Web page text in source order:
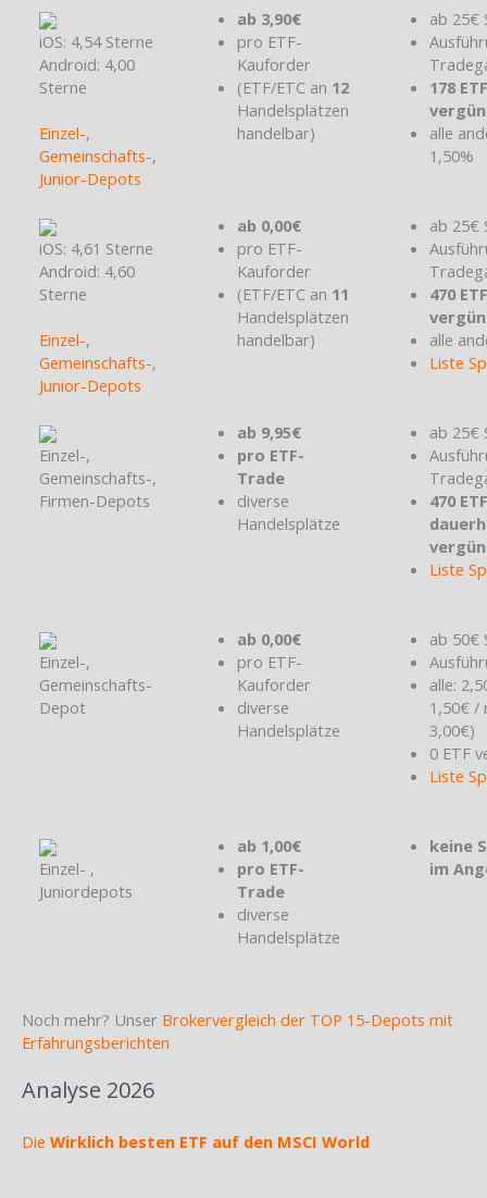
iOS: 4,54 Sterne
Android: 4,00
Sterne
Einzel-,
Gemeinschafts-,
Junior-Depots
ab 3,90€
pro ETF-
Kauforder
(ETF/ETC an 12
Handelsplätzen
handelbar)
ab 25€
178
alle
1,50%
iOS: 4,61 Sterne
Android: 4,60
Sterne
Einzel-,
Gemeinschafts-,
Junior-Depots
ab 0,00€
pro ETF-
Kauforder
(ETF/ETC an 11
Handelsplätzen
handelbar)
ab 25€
470
alle
Liste
Einzel-,
Gemeinschafts-,
Firmen-Depots
ab 9,95€
pro ETF-
Trade
diverse
Handelsplätze
ab 25€
470
Liste
Einzel-,
Gemeinschafts-
Depot
ab 0,00€
pro ETF-
Kauforder
diverse
Handelsplätze
ab 50€
alle:
1,50€ /
3,00€)
0 ETF
Liste
Einzel- ,
Juniordepots
ab 1,00€
pro ETF-
Trade
diverse
Handelsplätze
keine
im
Noch mehr? Unser Brokervergleich der TOP 15-Depots mit
Erfahrungsberichten
Analyse 2026
Die Wirklich besten ETF auf den MSCI World